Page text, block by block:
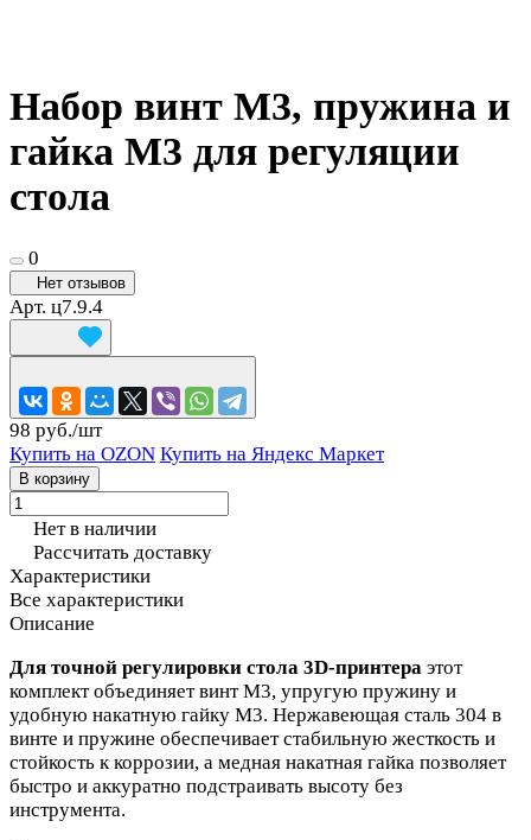
Набор винт М3, пружина и
гайка М3 для регуляции
стола
0
Нет отзывов
Арт. ц7.9.4
98 руб./шт
Купить на OZON Купить на Яндекс Маркет
В корзину
Нет в наличии
Рассчитать доставку
Характеристики
Все характеристики
Описание
Для точной регулировки стола 3D‑принтера этот
комплект объединяет винт М3, упругую пружину и
удобную накатную гайку М3. Нержавеющая сталь 304 в
винте и пружине обеспечивает стабильную жесткость и
стойкость к коррозии, а медная накатная гайка позволяет
быстро и аккуратно подстраивать высоту без
инструмента.